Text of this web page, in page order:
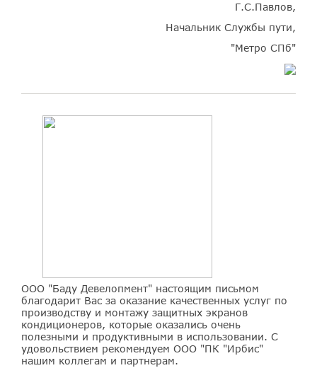
Г.С.Павлов,
Начальник Службы пути,
"Метро СПб"
ООО "Баду Девелопмент" настоящим письмом
благодарит Вас за оказание качественных услуг по
производству и монтажу защитных экранов
кондиционеров, которые оказались очень
полезными и продуктивными в использовании. С
удовольствием рекомендуем ООО "ПК "Ирбис"
нашим коллегам и партнерам.